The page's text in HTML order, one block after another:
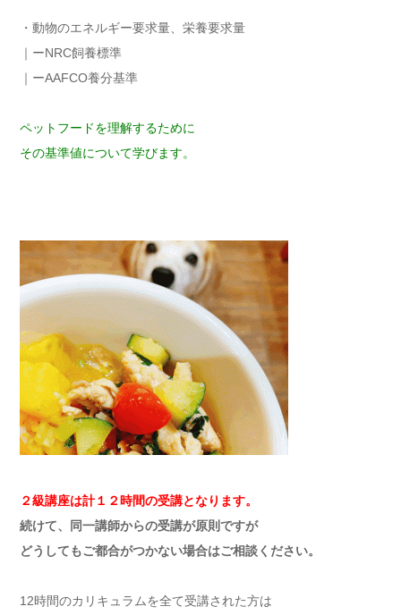
・動物のエネルギー要求量、栄養要求量
｜ーNRC飼養標準
｜ーAAFCO養分基準
ペットフードを理解するために
その基準値について学びます。
２級講座は計１２時間の受講となります。
続けて、同一講師からの受講が原則ですが
どうしてもご都合がつかない場合はご相談ください。
12時間のカリキュラムを全て受講された方は